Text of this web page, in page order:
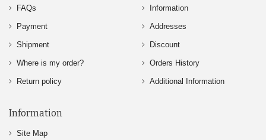
FAQs
Payment
Shipment
Where is my order?
Return policy
Information
Addresses
Discount
Orders History
Additional Information
Information
Site Map